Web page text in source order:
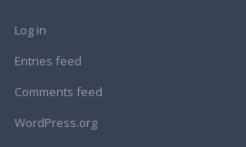
Log in
Entries feed
Comments feed
WordPress.org